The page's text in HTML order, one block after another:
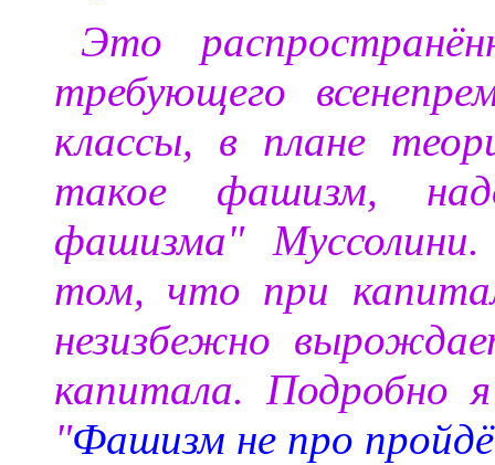
Это
требующего
классы, в плане
такое фашизм,
фашизма"
том, что при
незизбежно
капитала. Подробно
"Фашизм не про